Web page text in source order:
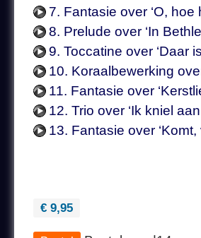
7. Fantasie over ‘O,
8. Prelude over ‘In
9. Toccatine over ‘Daar
10. Koraalbewerking
11. Fantasie over
12. Trio over ‘Ik kniel
13. Fantasie over
€ 9,95